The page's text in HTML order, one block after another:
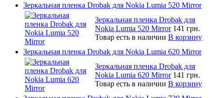
Зеркальная пленка Drobak для Nokia Lumia 520 Mirror
Зеркальная пленка Drobak для
Nokia Lumia 520 Mirror 141 грн.
Товар есть в наличии В корзину
Зеркальная пленка Drobak для Nokia Lumia 620 Mirror
Зеркальная пленка Drobak для
Nokia Lumia 620 Mirror 141 грн.
Товар есть в наличии В корзину